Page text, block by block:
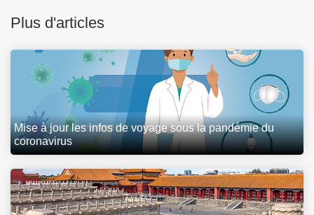
Plus d'articles
Mise à jour les infos de voyage sous la pandémie du
coronavirus